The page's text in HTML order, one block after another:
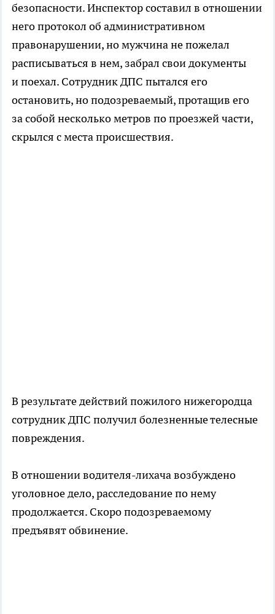
безопасности. Инспектор составил в отношении
него протокол об административном
правонарушении, но мужчина не пожелал
расписываться в нем, забрал свои документы
и поехал. Сотрудник ДПС пытался его
остановить, но подозреваемый, протащив его
за собой несколько метров по проезжей части,
скрылся с места происшествия.
В результате действий пожилого нижегородца
сотрудник ДПС получил болезненные телесные
повреждения.
В отношении водителя-лихача возбуждено
уголовное дело, расследование по нему
продолжается. Скоро подозреваемому
предъявят обвинение.